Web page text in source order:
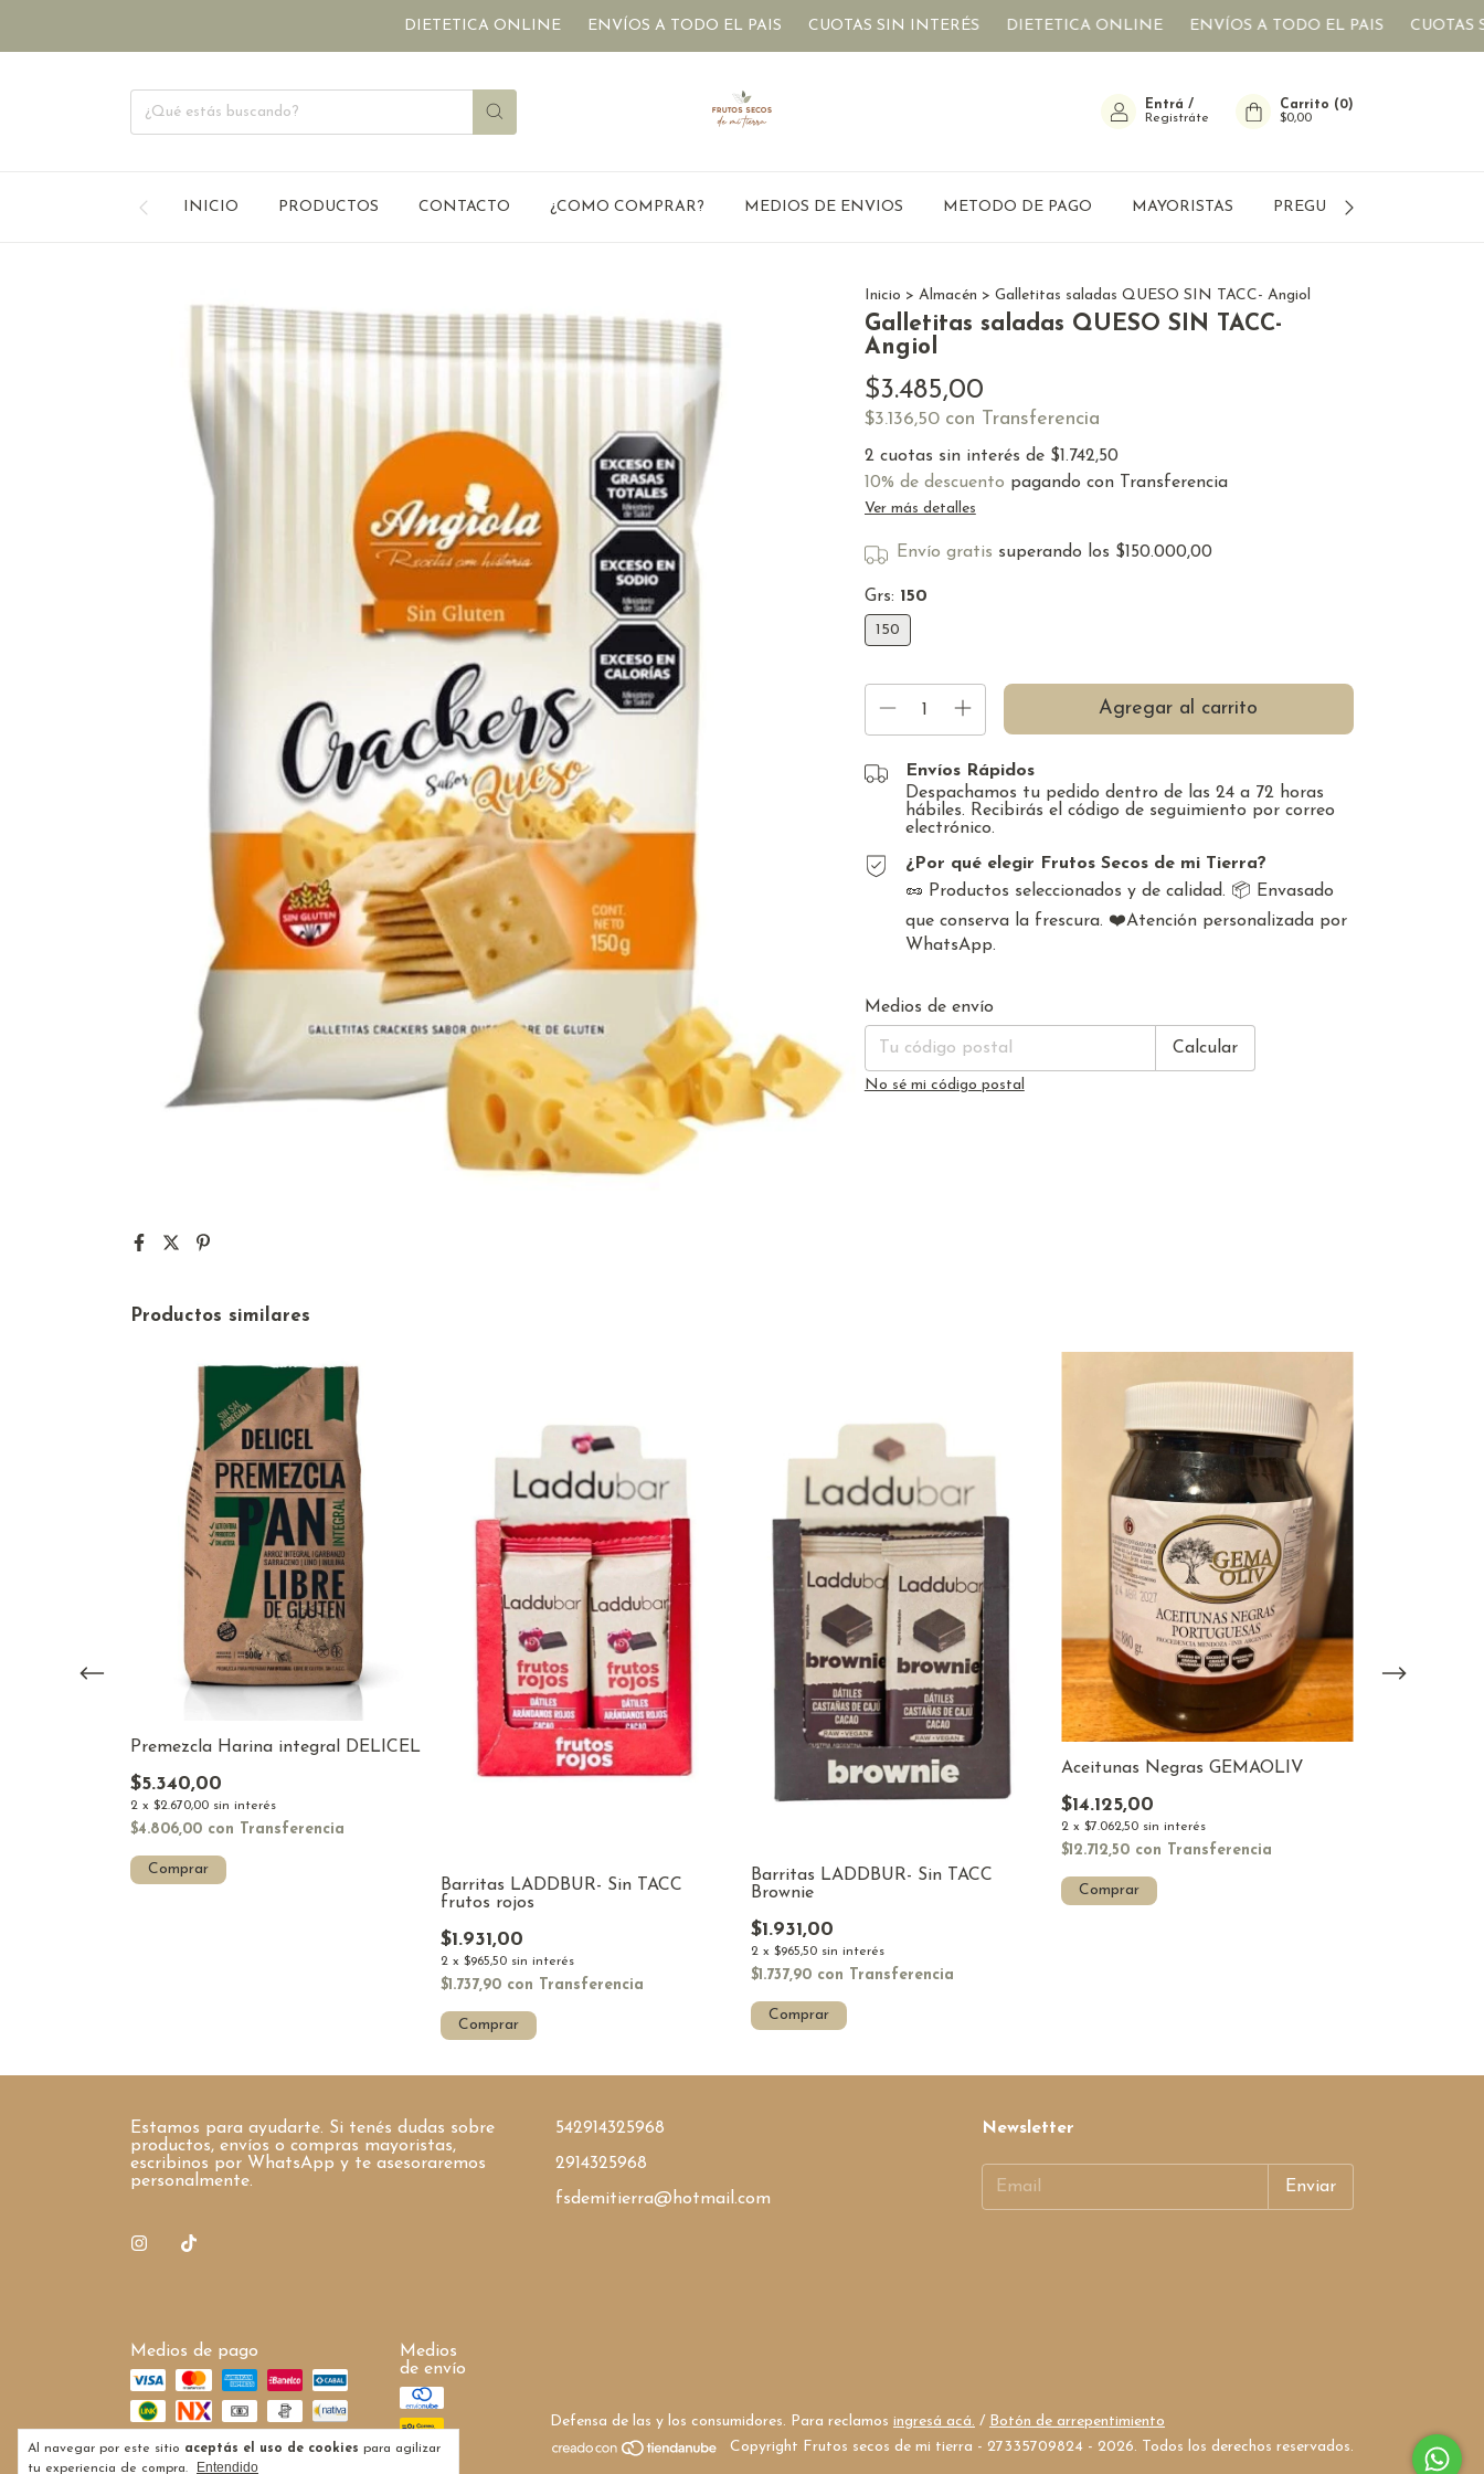
DIETETICA ONLINE ENVÍOS A TODO EL PAIS CUOTAS SIN INTERÉS DIETETICA ONLINE ENVÍOS A TODO EL PAIS CUOTAS SIN
Entrá /
Registráte
Carrito (0)
$0,00
INICIO PRODUCTOS CONTACTO ¿COMO COMPRAR? MEDIOS DE ENVIOS METODO DE PAGO MAYORISTAS PREGUNTAS FRECUENTES
Al navegar por este sitio aceptás el uso de cookies para agilizar
tu experiencia de compra.
Entendido
Inicio > Almacén > Galletitas saladas QUESO SIN TACC- Angiol
Galletitas saladas QUESO SIN TACC-
Angiol
$3.485,00
$3.136,50 con Transferencia
2 cuotas sin interés de $1.742,50
10% de descuento pagando con Transferencia
Ver más detalles
Envío gratis superando los $150.000,00
Grs: 150
150
Envíos Rápidos
Despachamos tu pedido dentro de las 24 a 72 horas
hábiles. Recibirás el código de seguimiento por correo
electrónico.
¿Por qué elegir Frutos Secos de mi Tierra?
🥜 Productos seleccionados y de calidad. 📦 Envasado
que conserva la frescura. ❤️Atención personalizada por
WhatsApp.
Entregas para el CP:
Medios de envío
Calcular
No sé mi código postal
Productos similares
Premezcla Harina integral DELICEL
$5.340,00
2 x $2.670,00 sin interés
$4.806,00 con Transferencia
Comprar
Barritas LADDBUR- Sin TACC
frutos rojos
$1.931,00
2 x $965,50 sin interés
$1.737,90 con Transferencia
Comprar
Barritas LADDBUR- Sin TACC
Brownie
$1.931,00
2 x $965,50 sin interés
$1.737,90 con Transferencia
Comprar
Aceitunas Negras GEMAOLIV
$14.125,00
2 x $7.062,50 sin interés
$12.712,50 con Transferencia
Comprar
Estamos para ayudarte. Si tenés dudas sobre
productos, envíos o compras mayoristas,
escribinos por WhatsApp y te asesoraremos
personalmente.
542914325968
2914325968
fsdemitierra@hotmail.com
Newsletter
Medios de pago
Medios
de envío
Defensa de las y los consumidores. Para reclamos ingresá acá. / Botón de arrepentimiento
Copyright Frutos secos de mi tierra - 27335709824 - 2026. Todos los derechos reservados.